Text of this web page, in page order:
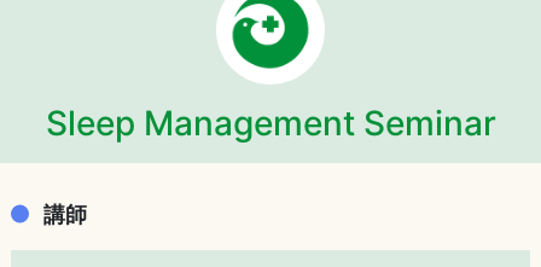
Sleep Management Seminar
講師